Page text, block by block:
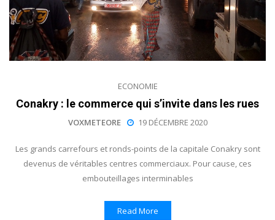
ECONOMIE
Conakry : le commerce qui s’invite dans les rues
VOXMETEORE 19 DÉCEMBRE 2020
Les grands carrefours et ronds-points de la capitale Conakry sont
devenus de véritables centres commerciaux. Pour cause, ces
embouteillages interminables
Read More